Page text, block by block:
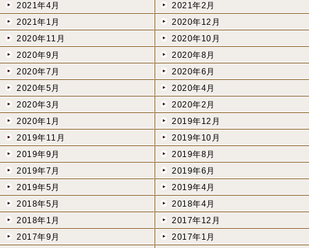
2021年4月
2021年2月
2021年1月
2020年12月
2020年11月
2020年10月
2020年9月
2020年8月
2020年7月
2020年6月
2020年5月
2020年4月
2020年3月
2020年2月
2020年1月
2019年12月
2019年11月
2019年10月
2019年9月
2019年8月
2019年7月
2019年6月
2019年5月
2019年4月
2018年5月
2018年4月
2018年1月
2017年12月
2017年9月
2017年1月